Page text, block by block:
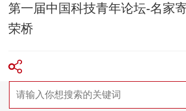
第一届中国科技青年论坛-名家
荣桥